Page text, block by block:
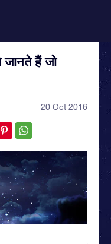
जानते हैं जो
20 Oct 2016